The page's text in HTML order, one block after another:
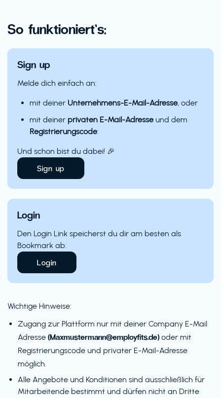
So funktioniert’s:
Sign up
Melde dich einfach an:
mit deiner Unternehmens-E-Mail-Adresse, oder
mit deiner privaten E-Mail-Adresse und dem
Registrierungscode:
Und schon bist du dabei! 🎉
Sign up
Login
Den Login Link speicherst du dir am besten als
Bookmark ab:
Login
Wichtige Hinweise:
Zugang zur Plattform nur mit deiner Company E-Mail
Adresse (Maxmustermann@employfits.de) oder mit
Registrierungscode und privater E-Mail-Adresse
möglich.
Alle Angebote und Konditionen sind ausschließlich für
Mitarbeitende bestimmt und dürfen nicht an Dritte